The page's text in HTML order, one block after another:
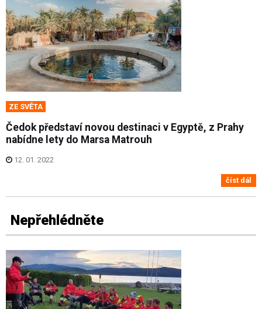
ZE SVĚTA
Čedok představí novou destinaci v Egyptě, z Prahy
nabídne lety do Marsa Matrouh
12. 01. 2022
číst dál
Nepřehlédněte